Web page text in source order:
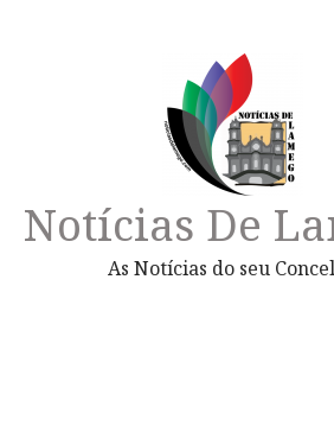
Notícias De
As Notícias do seu